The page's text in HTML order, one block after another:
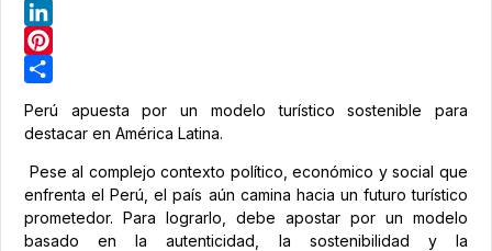
Telegram
LinkedIn
Pinterest
Perú apuesta por un modelo turístico sostenible para
destacar en América Latina.
Pese al complejo contexto político, económico y social que
enfrenta el Perú, el país aún camina hacia un futuro turístico
prometedor. Para lograrlo, debe apostar por un modelo
basado en la autenticidad, la sostenibilidad y la